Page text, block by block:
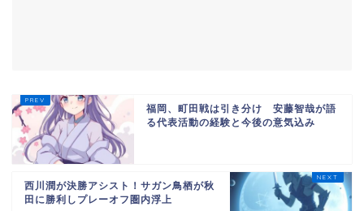
福岡、町田戦は引き分け 安藤智哉が語
る代表活動の経験と今後の意気込み
西川潤が決勝アシスト！サガン鳥栖が秋
田に勝利しプレーオフ圏内浮上